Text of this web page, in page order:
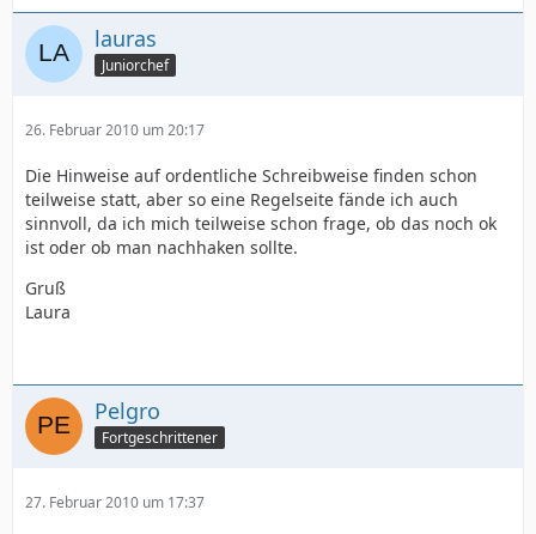
lauras
Juniorchef
26. Februar 2010 um 20:17
Die Hinweise auf ordentliche Schreibweise finden schon
teilweise statt, aber so eine Regelseite fände ich auch
sinnvoll, da ich mich teilweise schon frage, ob das noch ok
ist oder ob man nachhaken sollte.
Gruß
Laura
Pelgro
Fortgeschrittener
27. Februar 2010 um 17:37